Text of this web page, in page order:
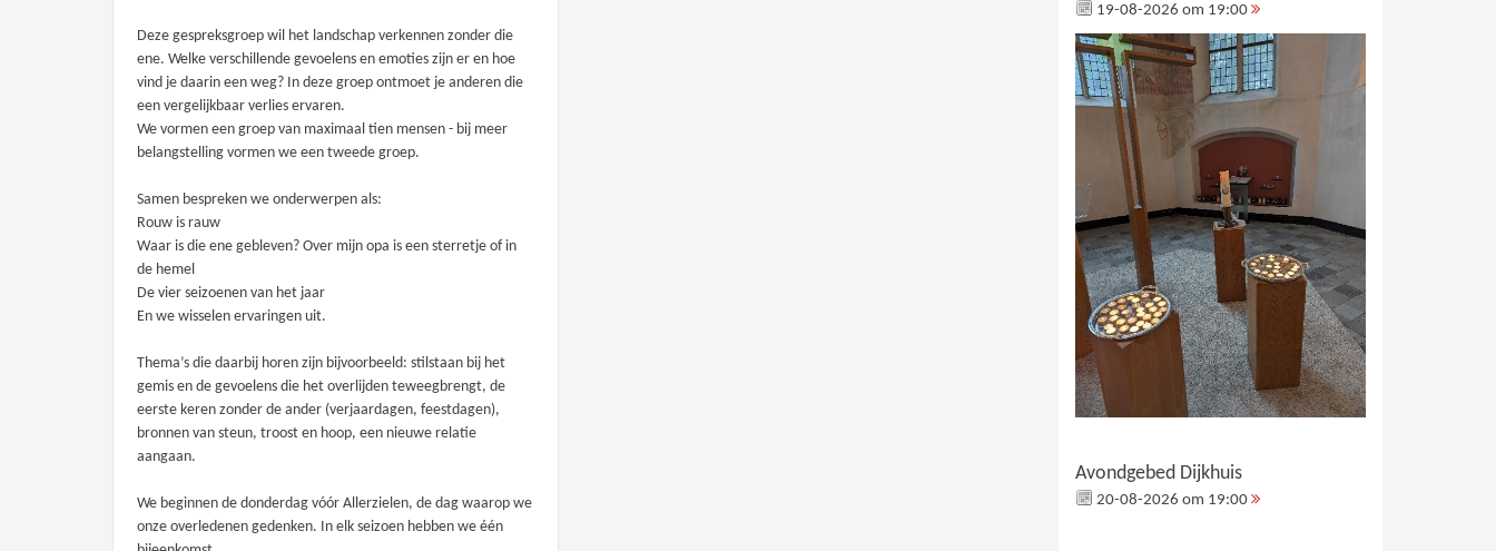
Deze gespreksgroep wil het landschap verkennen zonder die
ene. Welke verschillende gevoelens en emoties zijn er en hoe
vind je daarin een weg? In deze groep ontmoet je anderen die
een vergelijkbaar verlies ervaren.
We vormen een groep van maximaal tien mensen - bij meer
belangstelling vormen we een tweede groep.
Samen bespreken we onderwerpen als:
Rouw is rauw
Waar is die ene gebleven? Over mijn opa is een sterretje of in
de hemel
De vier seizoenen van het jaar
En we wisselen ervaringen uit.
Thema’s die daarbij horen zijn bijvoorbeeld: stilstaan bij het
gemis en de gevoelens die het overlijden teweegbrengt, de
eerste keren zonder de ander (verjaardagen, feestdagen),
bronnen van steun, troost en hoop, een nieuwe relatie
aangaan.
We beginnen de donderdag vóór Allerzielen, de dag waarop we
onze overledenen gedenken. In elk seizoen hebben we één
19-08-2026 om 19:00
Avondgebed Dijkhuis
20-08-2026 om 19:00